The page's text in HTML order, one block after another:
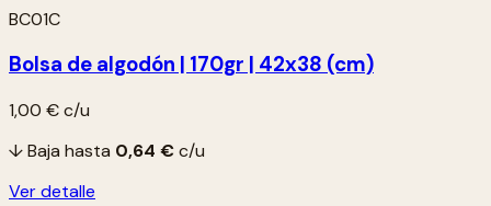
BC01C
Bolsa de algodón | 170gr | 42x38 (cm)
1,00 €c/u
↓ Baja hasta 0,64 €c/u
Ver detalle